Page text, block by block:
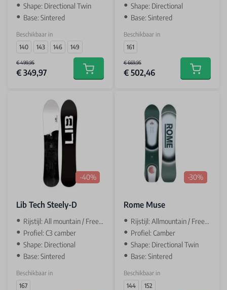
Shape: Directional Twin
Base: Sintered
Beschikbaar in
140
143 146 149
€ 499,95
€ 349,97 Add to cart
Shape: Directional
Base: Sintered
Beschikbaar in
161
€ 669,95
€ 502,46 Add to
-40%
Lib Tech Steely-D
Rijstijl: All mountain / Freeride
Profiel: C3 camber
Shape: Directional
Base: Sintered
Beschikbaar in
167
-30%
Rome Muse
Rijstijl: Allmountain / Freestyle
Profiel: Camber
Shape: Directional Twin
Base: Sintered
Beschikbaar in
144
152